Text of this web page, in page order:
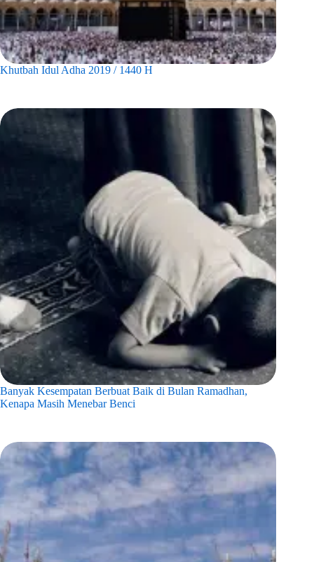
Khutbah Idul Adha 2019 / 1440 H
Banyak Kesempatan Berbuat Baik di Bulan Ramadhan,
Kenapa Masih Menebar Benci